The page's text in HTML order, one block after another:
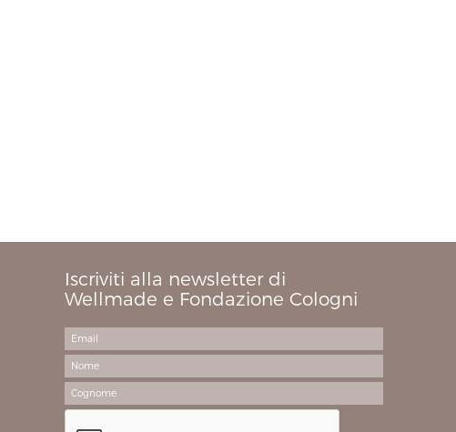
Iscriviti alla newsletter di
Wellmade e Fondazione Cologni